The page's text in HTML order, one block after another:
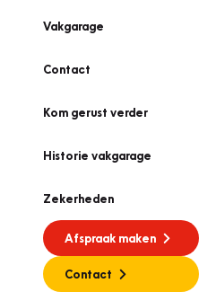
Vakgarage
Contact
Kom gerust verder
Historie vakgarage
Zekerheden
Afspraak maken
Contact